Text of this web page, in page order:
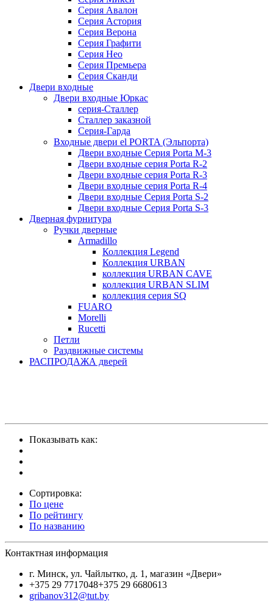
Серия Авалон
Серия Астория
Серия Верона
Серия Графити
Серия Нео
Серия Премьера
Серия Сканди
Двери входные
Двери входные Юркас
серия-Сталлер
Сталлер заказной
Серия-Гарда
Входные двери el PORTA (Эльпорта)
Двери входные Серия Porta M-3
Двери входные серия Porta R-2
Двери входные серия Porta R-3
Двери входные серия Porta R-4
Двери входные Серия Porta S-2
Двери входные Серия Porta S-3
Дверная фурнитура
Ручки дверные
Armadillo
Коллекция Legend
Коллекция URBAN
коллекция URBAN CAVE
коллекция URBAN SLIM
коллекция серия SQ
FUARO
Morelli
Rucetti
Петли
Раздвижные системы
РАСПРОДАЖА дверей
Показывать как:
Сортировка:
По цене
По рейтингу
По названию
Контактная информация
г. Минск, ул. Чайлытко, д. 1, магазин «Двери»
+375 29 7717048+375 29 6680613
gribanov312@tut.by